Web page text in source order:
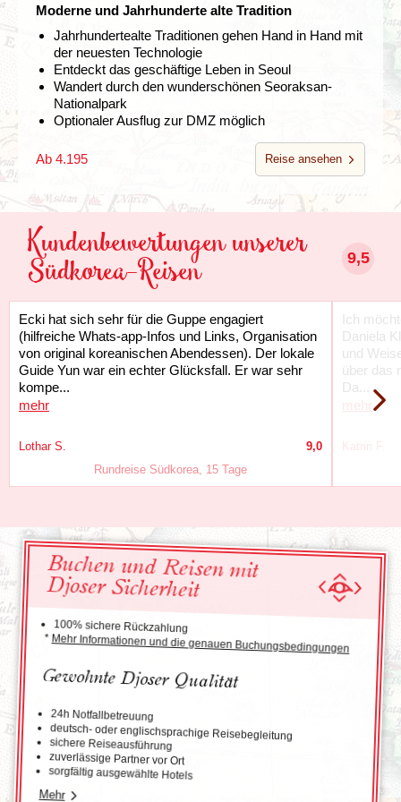
Moderne und Jahrhunderte alte Tradition
Jahrhundertealte Traditionen gehen Hand in Hand mit
der neuesten Technologie
Entdeckt das geschäftige Leben in Seoul
Wandert durch den wunderschönen Seoraksan-
Nationalpark
Optionaler Ausflug zur DMZ möglich
Ab 4.195 Reise ansehen
Kundenbewertungen unserer
Südkorea-Reisen 9,5
Ecki hat sich sehr für die Guppe engagiert
(hilfreiche Whats-app-Infos und Links, Organisation
von original koreanischen Abendessen). Der lokale
Guide Yun war ein echter Glücksfall. Er war sehr
kompe...
mehr
Lothar S.
9,0
Rundreise Südkorea, 15 Tage
Ich
Daniela
und
über das
Da...
mehr
Katrin F.
Buchen und Reisen mit
Djoser Sicherheit
100% sichere Rückzahlung
*Mehr Informationen und die genauen Buchungsbedingungen
Gewohnte Djoser Qualität
24h Notfallbetreuung
deutsch- oder englischsprachige Reisebegleitung
sichere Reiseausführung
zuverlässige Partner vor Ort
sorgfältig ausgewählte Hotels
Mehr